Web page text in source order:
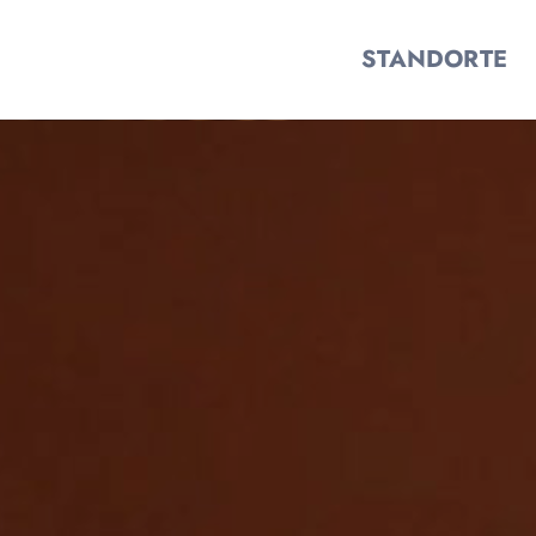
STANDORTE